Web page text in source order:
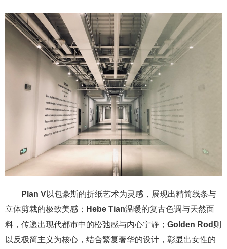
Plan V以包豪斯的折纸艺术为灵感，展现出精简线条与
立体剪裁的极致美感； Hebe Tian温暖的复古色调与天然面
料，传递出现代都市中的松弛感与内心宁静； Golden Rod 则
以反极简主义为核心，结合繁复奢华的设计，彰显出女性的